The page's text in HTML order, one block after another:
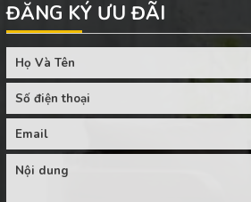
ĐĂNG KÝ ƯU ĐÃI